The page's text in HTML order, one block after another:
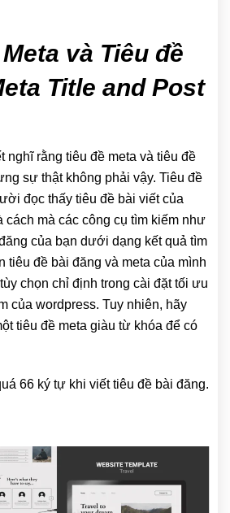
và Tiêu đề
Title and Post
nghĩ rằng tiêu đề meta và tiêu đề
sự thật không phải vậy. Tiêu đề
đọc thấy tiêu đề bài viết của
cách mà các công cụ tìm kiếm như
của bạn dưới dạng kết quả tìm
tiêu đề bài đăng và meta của mình
chọn chỉ định trong cài đặt tối ưu
của wordpress. Tuy nhiên, hãy
tiêu đề meta giàu từ khóa để có
66 ký tự khi viết tiêu đề bài đăng.